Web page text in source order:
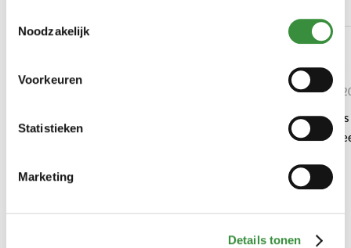
Noodzakelijk
Voorkeuren
Statistieken
Marketing
Details tonen
smaak aan zit; de meeste 30+ kazen
mijn beleving
Door Els op 03-05-
Deze magere
zoals gewoonlijk